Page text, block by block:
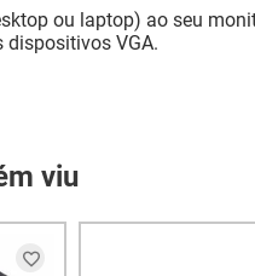
ou laptop) ao seu
dispositivos VGA.
viu